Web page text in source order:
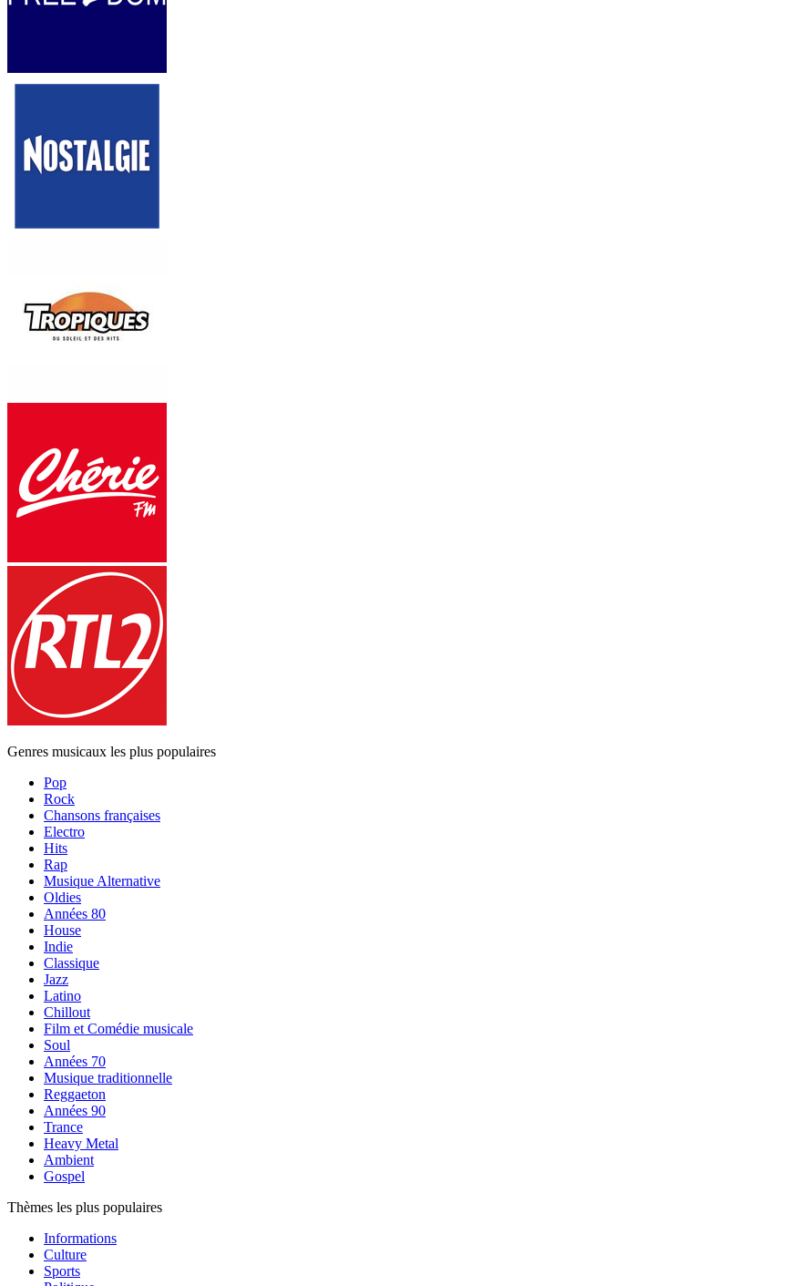
Genres musicaux les plus populaires
Pop
Rock
Chansons françaises
Electro
Hits
Rap
Musique Alternative
Oldies
Années 80
House
Indie
Classique
Jazz
Latino
Chillout
Film et Comédie musicale
Soul
Années 70
Musique traditionnelle
Reggaeton
Années 90
Trance
Heavy Metal
Ambient
Gospel
Thèmes les plus populaires
Informations
Culture
Sports